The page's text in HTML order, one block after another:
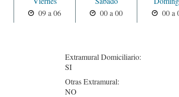
09 a 06
00 a 00
00 a
Extramural Domiciliario:
SI
Otras Extramural:
NO